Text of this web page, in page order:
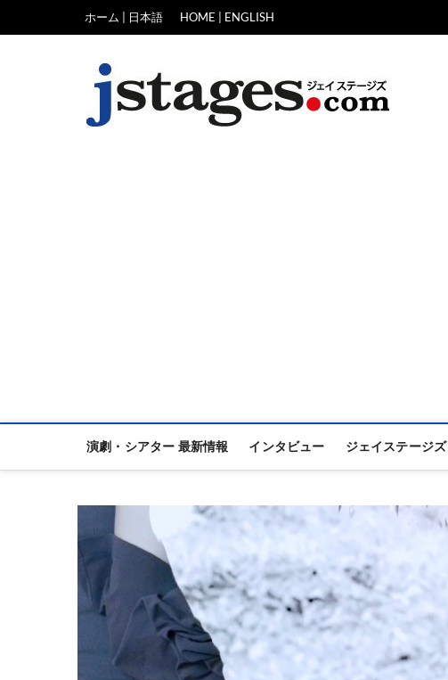
ホーム | 日本語 HOME | ENGLISH
演劇・シアター 最新情報 インタビュー ジェイステージズ